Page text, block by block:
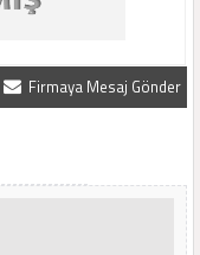
Firmaya Mesaj Gönder